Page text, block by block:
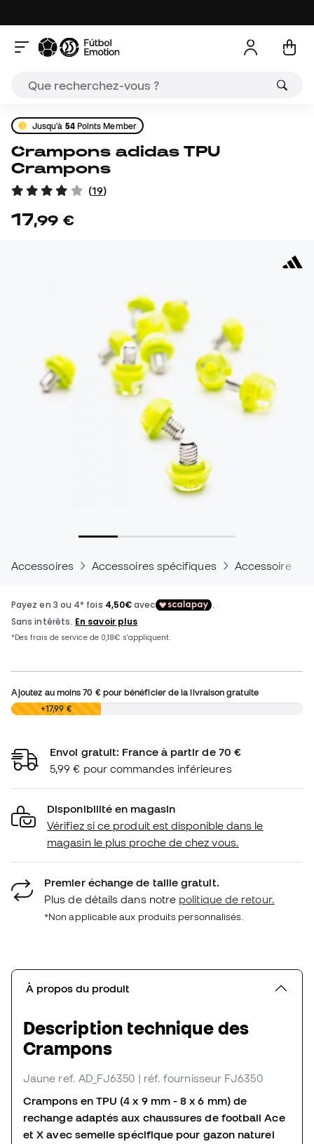
Jusqu'à 54Points Member
Crampons adidas TPU
Crampons
(19)
17,99 €
Accessoires Accessoires spécifiques Accessoires
Ajoutez au moins70 €pour bénéficier de la livraison gratuite
0,00 € +17,99 €
Envoi gratuit: France à partir de 70 €
5,99 € pour commandes inférieures
Disponibilité en magasin
Vérifiez si ce produit est disponible dans le
magasin le plus proche de chez vous.
Premier échange de taille gratuit.
Plus de détails dans notre politique de retour.
*Non applicable aux produits personnalisés.
À propos du produit
Description technique des
Crampons
Jaune ref. AD_FJ6350 | réf. fournisseur FJ6350
Crampons en TPU (4 x 9 mm - 8 x 6 mm) de
rechange adaptés aux chaussures de football Ace
et X avec semelle spécifique pour gazon naturel